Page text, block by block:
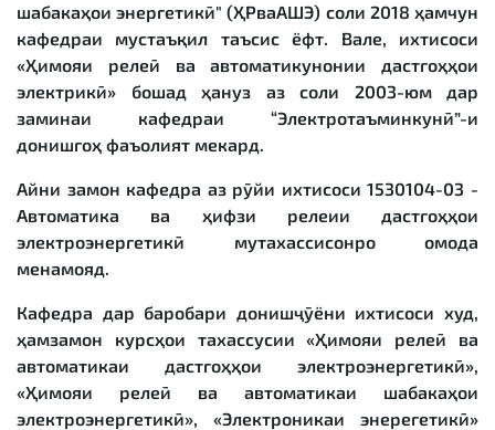
шабакаҳои энергетикӣ" (ҲРваАШЭ) соли 2018 ҳамчун
кафедраи мустаъқил таъсис ёфт. Вале, ихтисоси
«Ҳимояи релеӣ ва автоматикунонии дастгоҳҳои
электрикӣ» бошад ҳануз аз соли 2003-юм дар
заминаи кафедраи “Электротаъминкунӣ”-и
донишгоҳ фаъолият мекард.
Айни замон кафедра аз рӯйи ихтисоси 1530104-03 -
Автоматика ва ҳифзи релеии дастгоҳҳои
электроэнергетикӣ мутахассисонро омода
менамояд.
Кафедра дар баробари донишҷӯёни ихтисоси худ,
ҳамзамон курсҳои тахассусии «Ҳимояи релеӣ ва
автоматикаи дастгоҳҳои электроэнергетикӣ»,
«Ҳимояи релеӣ ва автоматикаи шабакаҳои
электроэнергетикӣ», «Электроникаи энерегетикӣ»